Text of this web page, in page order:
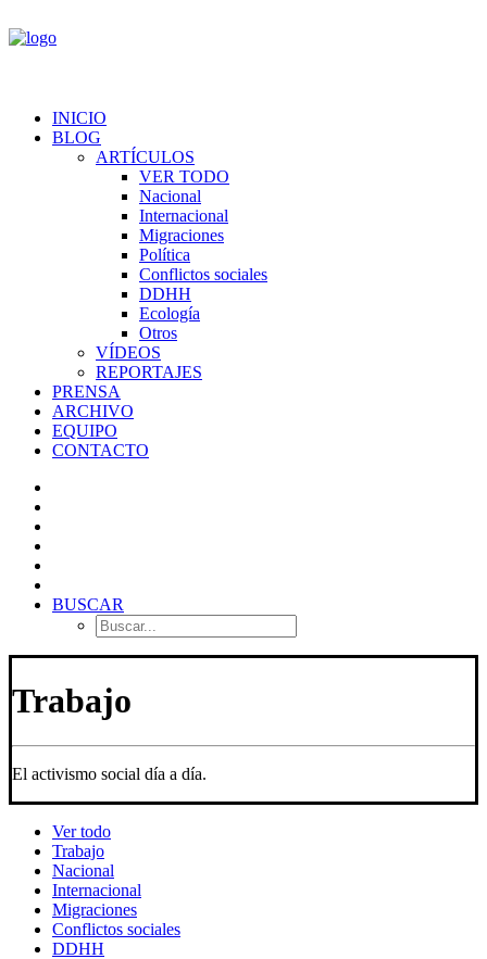
INICIO
BLOG
ARTÍCULOS
VER TODO
Nacional
Internacional
Migraciones
Política
Conflictos sociales
DDHH
Ecología
Otros
VÍDEOS
REPORTAJES
PRENSA
ARCHIVO
EQUIPO
CONTACTO
BUSCAR
Trabajo
El activismo social día a día.
Ver todo
Trabajo
Nacional
Internacional
Migraciones
Conflictos sociales
DDHH